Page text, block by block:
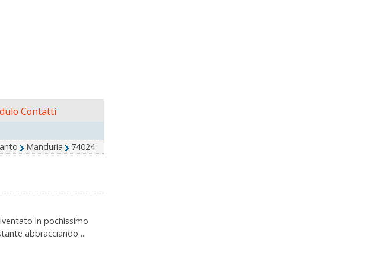
Contatti
Manduria 74024
in pochissimo
abbracciando ...